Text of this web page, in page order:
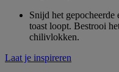
Snijd het
toast loopt. Bestrooi
chilivlokken.
Laat je inspireren